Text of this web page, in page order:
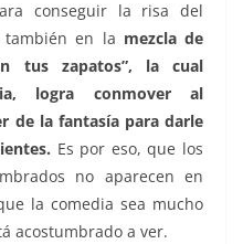
conseguir la risa del
también en la mezcla de
tus zapatos”, la cual
logra conmover al
de la fantasía para darle
Es por eso, que los
no aparecen en
la comedia sea mucho
acostumbrado a ver.